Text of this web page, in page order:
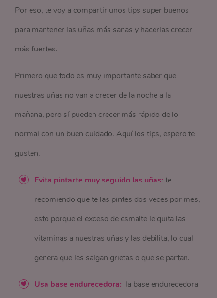
Por eso, te voy a compartir unos tips super buenos
para mantener las uñas más sanas y hacerlas crecer
más fuertes.
Primero que todo es muy importante saber que
nuestras uñas no van a crecer de la noche a la
mañana, pero sí pueden crecer más rápido de lo
normal con un buen cuidado. Aquí los tips, espero te
gusten.
Evita pintarte muy seguido las uñas: te
recomiendo que te las pintes dos veces por mes,
esto porque el exceso de esmalte le quita las
vitaminas a nuestras uñas y las debilita, lo cual
genera que les salgan grietas o que se partan.
Usa base endurecedora: la base endurecedora